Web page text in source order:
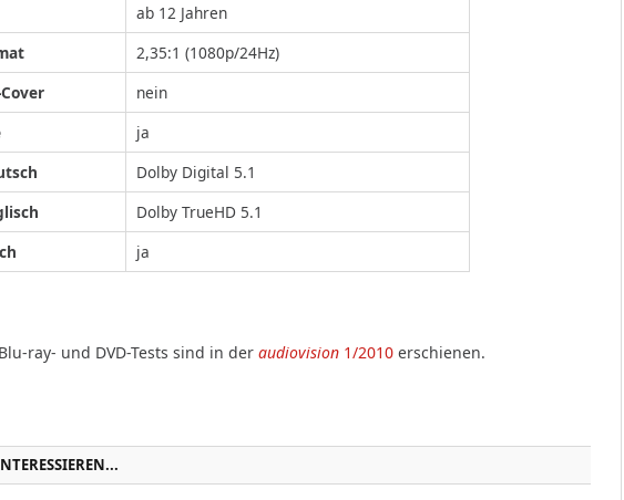
ab 12 Jahren
2,35:1 (1080p/24Hz)
nein
ja
Dolby Digital 5.1
Dolby TrueHD 5.1
ja
ray- und DVD-Tests sind in der audiovision 1/2010 erschienen.